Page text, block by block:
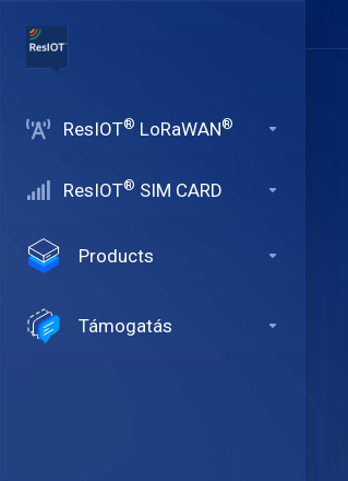
ResIOT® LoRaWAN®
ResIOT® SIM CARD
Products
Támogatás